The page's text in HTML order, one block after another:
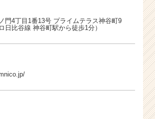
門4丁目1番13号 プライムテラス神谷町9
日比谷線 神谷町駅から徒歩1分）